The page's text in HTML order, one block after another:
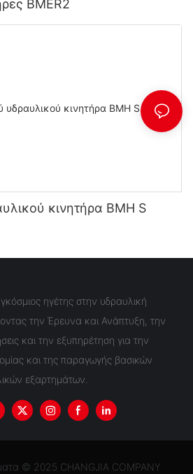
BMER2
κινητήρα BMH S
ηγέτης στην υδραυλική
την Έρευνα και Ανάπτυξη, την
και την εξυπηρέτηση για την
και της παραγωγής βασικών
εξαρτημάτων.
© 2025 CHANGJIA COMPANY